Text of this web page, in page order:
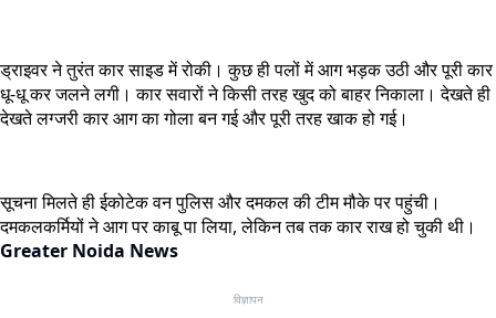
ड्राइवर ने तुरंत कार साइड में रोकी। कुछ ही पलों में आग भड़क उठी और पूरी कार
धू-धू कर जलने लगी। कार सवारों ने किसी तरह खुद को बाहर निकाला। देखते ही
देखते लग्जरी कार आग का गोला बन गई और पूरी तरह खाक हो गई।
सूचना मिलते ही ईकोटेक वन पुलिस और दमकल की टीम मौके पर पहुंची।
दमकलकर्मियों ने आग पर काबू पा लिया, लेकिन तब तक कार राख हो चुकी थी।
Greater Noida News
विज्ञापन